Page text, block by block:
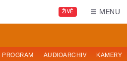
ŽIVĚ MENU
PROGRAM AUDIOARCHIV KAMERY